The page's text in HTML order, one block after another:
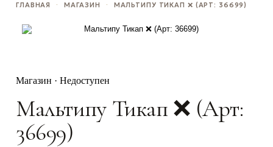
ГЛАВНАЯ · МАГАЗИН · МАЛЬТИПУ ТИКАП ❌ (АРТ: 36699)
Магазин · Недоступен
Мальтипу Тикап ❌ (Арт:
36699)